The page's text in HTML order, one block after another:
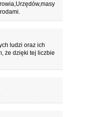
ludzi oraz ich
że dzięki tej liczbie